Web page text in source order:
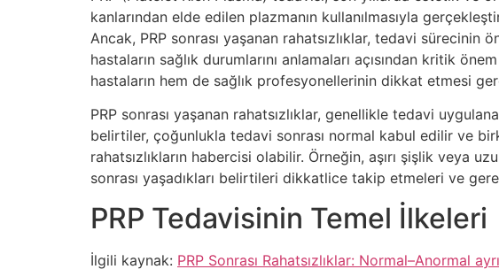
kanlarından elde edilen plazmanın kullanılmasıyla
Ancak, PRP sonrası yaşanan rahatsızlıklar, tedavi sürecinin
hastaların sağlık durumlarını anlamaları açısından kritik önem
hastaların hem de sağlık profesyonellerinin dikkat etmesi
PRP sonrası yaşanan rahatsızlıklar, genellikle tedavi
belirtiler, çoğunlukla tedavi sonrası normal kabul edilir ve
rahatsızlıkların habercisi olabilir. Örneğin, aşırı şişlik veya
sonrası yaşadıkları belirtileri dikkatlice takip etmeleri ve
PRP Tedavisinin Temel İlkeleri
İlgili kaynak: PRP Sonrası Rahatsızlıklar: Normal–Anormal